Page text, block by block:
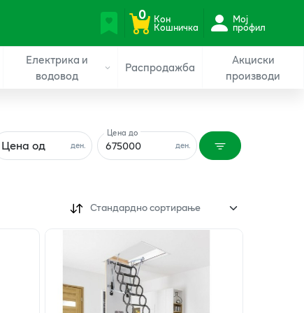
0 Кон
Кошничка
Мој
профил
Електрика и
водовод
Распродажба
Акциски
производи
ден.
Цена од ден.
Цена до
Стандардно сортирање